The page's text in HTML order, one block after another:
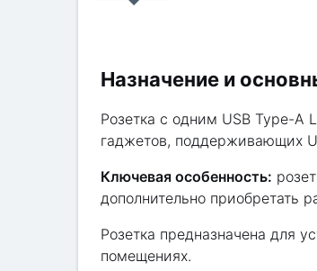
Назначение и
Розетка с одним USB Type-A
гаджетов, поддерживающих
Ключевая особенность:
дополнительно приобретать
Розетка предназначена для
помещениях.